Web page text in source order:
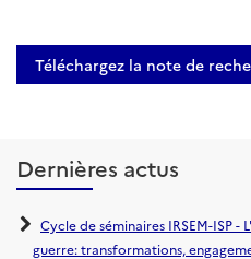
Téléchargez la note de
Dernières actus
Cycle de séminaires IRSEM-ISP
guerre: transformations,